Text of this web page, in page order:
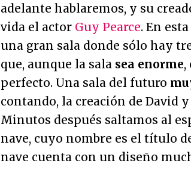
adelante hablaremos, y su
vida el actor Guy Pearce. En
una gran sala donde sólo hay
que, aunque la sala sea enorme,
perfecto. Una sala del futuro
contando, la creación de David
Minutos después saltamos al
nave, cuyo nombre es el título
nave cuenta con un diseño